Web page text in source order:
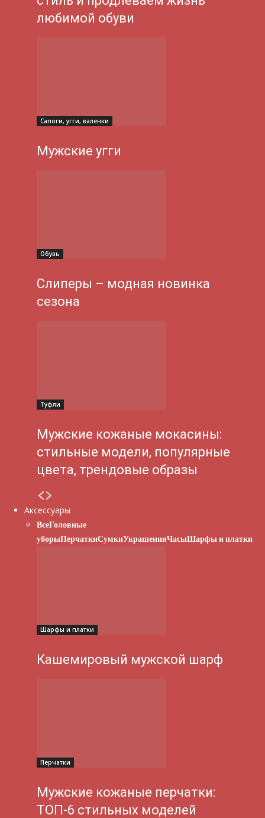
любимой обуви
Сапоги, угги, валенки
Мужские угги
Обувь
Слиперы – модная новинка
сезона
Туфли
Мужские кожаные мокасины:
стильные модели, популярные
цвета, трендовые образы
Аксессуары
ВсеГоловные
уборыПерчаткиСумкиУкрашенияЧасыШарфы и платки
Шарфы и платки
Кашемировый мужской шарф
Перчатки
Мужские кожаные перчатки:
ТОП-6 стильных моделей